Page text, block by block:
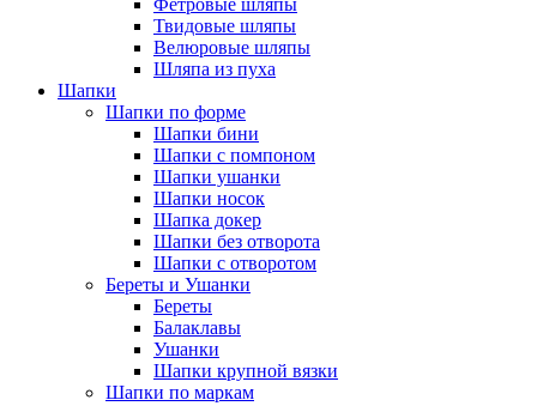
Фетровые шляпы
Твидовые шляпы
Велюровые шляпы
Шляпа из пуха
Шапки
Шапки по форме
Шапки бини
Шапки с помпоном
Шапки ушанки
Шапки носок
Шапка докер
Шапки без отворота
Шапки с отворотом
Береты и Ушанки
Береты
Балаклавы
Ушанки
Шапки крупной вязки
Шапки по маркам